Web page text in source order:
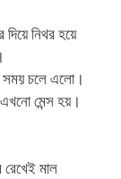
নিথর হয়ে
সময় চলে এলো।
মেন্স হয়।
মাল